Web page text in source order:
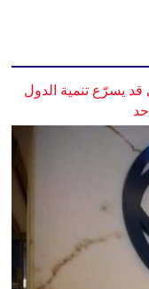
قد يسرّع تنمية الدول